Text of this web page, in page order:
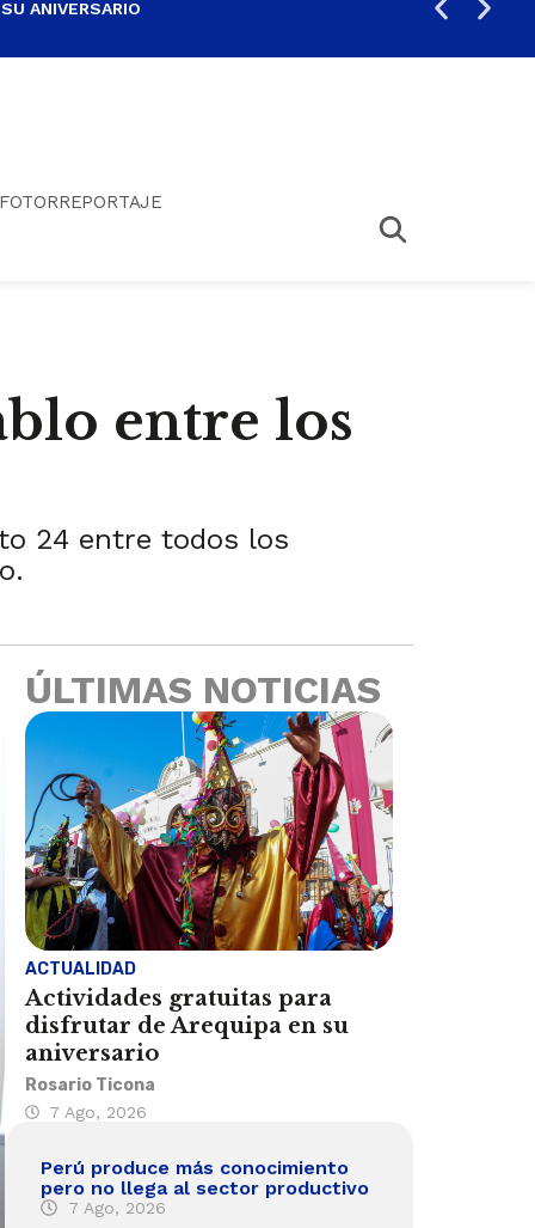
ANIVERSARIO
entre los
24 entre todos los
ÚLTIMAS NOTICIAS
ACTUALIDAD
Actividades gratuitas para
disfrutar de Arequipa en su
aniversario
Rosario Ticona
7 Ago, 2026
Perú produce más conocimiento
pero no llega al sector productivo
7 Ago, 2026